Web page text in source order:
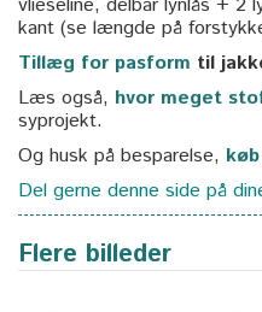
kant (se længde på
Tillæg for pasform til
Læs også, hvor meget
syprojekt.
Og husk på besparelse,
Del gerne denne side på
Flere billeder